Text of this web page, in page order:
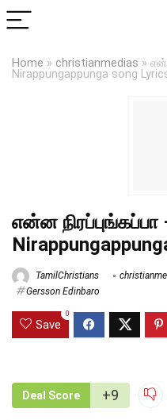
Home » christianmedias »
Nirappungappunga song
என்ன நிரப்புங்கப்பா
TamilChristians
Gersson Edinbaro
Save
0
Deal Score +9